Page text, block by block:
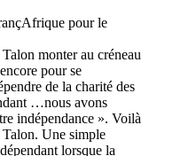
pour le
monter au créneau
pour se
de la charité des
…nous avons
indépendance ». Voilà
Talon. Une simple
lorsque la